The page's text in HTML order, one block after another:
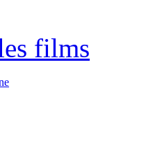
films